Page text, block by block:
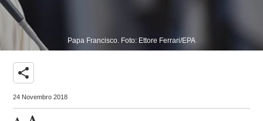
Papa Francisco. Foto: Ettore Ferrari/EPA
share
24 Novembro 2018